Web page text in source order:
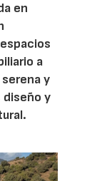
en
a
y
diseño y